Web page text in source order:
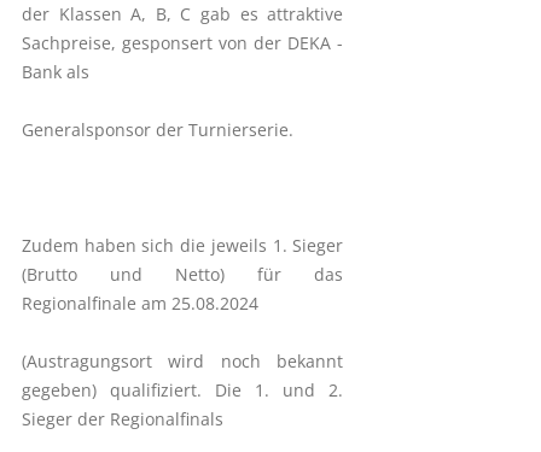
der Klassen A, B, C gab es attraktive
Sachpreise, gesponsert von der DEKA -
Bank als
Generalsponsor der Turnierserie.
Zudem haben sich die jeweils 1. Sieger
(Brutto und Netto) für das
Regionalfinale am 25.08.2024
(Austragungsort wird noch bekannt
gegeben) qualifiziert. Die 1. und 2.
Sieger der Regionalfinals